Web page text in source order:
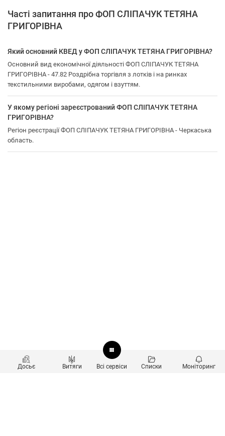
Часті запитання про ФОП СЛІПАЧУК ТЕТЯНА
ГРИГОРІВНА
Який основний КВЕД у ФОП СЛІПАЧУК ТЕТЯНА ГРИГОРІВНА?
Основний вид економічної діяльності ФОП СЛІПАЧУК ТЕТЯНА
ГРИГОРІВНА - 47.82 Роздрібна торгівля з лотків і на ринках
текстильними виробами, одягом і взуттям.
У якому регіоні зареєстрований ФОП СЛІПАЧУК ТЕТЯНА
ГРИГОРІВНА?
Регіон реєстрації ФОП СЛІПАЧУК ТЕТЯНА ГРИГОРІВНА - Черкаська
область.
Досьє Витяги Всі сервіси Списки Моніторинг